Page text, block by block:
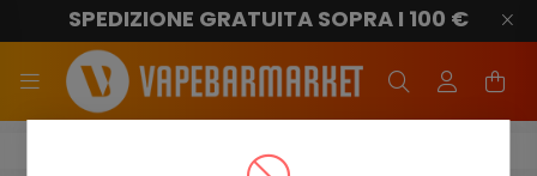
SPEDIZIONE GRATUITA SOPRA I 100 €
ELF BAR 2500